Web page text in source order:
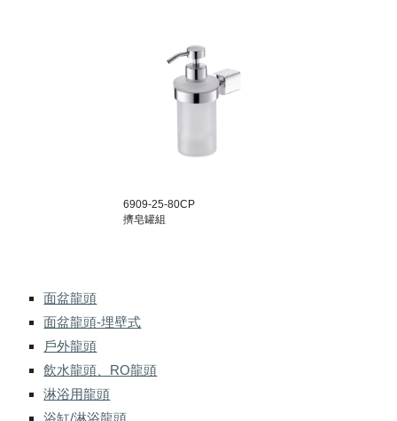
6909-25-80CP
擠皂罐組
面盆龍頭
面盆龍頭-埋壁式
戶外龍頭
飲水龍頭、RO龍頭
淋浴用龍頭